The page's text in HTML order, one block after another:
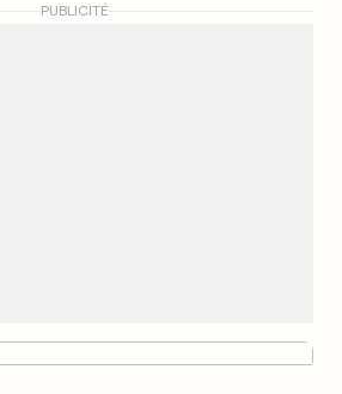
PUBLICITÉ